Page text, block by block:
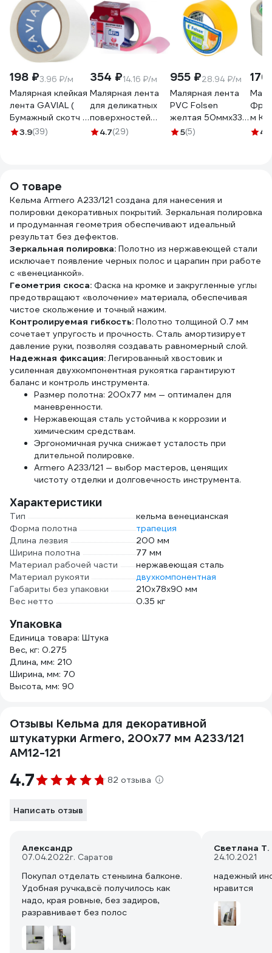
198 ₽3.96 ₽/м
Малярная клейкая
лента GAVIAL (
Бумажный скотч /
КРЕПП )
3.9(39)
354 ₽14.16 ₽/м
Малярная лента
для деликатных
поверхностей
IRFIX EXTRA 50
4.7(29)
955 ₽28.94 ₽/м
Малярная лента
PVC Folsen
желтая 50ммx33м
0243350
5(5)
176
м
4.9
О товаре
Кельма Armero A233/121 создана для нанесения и
полировки декоративных покрытий. Зеркальная полировка
и продуманная геометрия обеспечивают идеальный
результат без дефектов.
Зеркальная полировка: Полотно из нержавеющей стали
исключает появление черных полос и царапин при работе
с «венецианкой».
Геометрия скоса: Фаска на кромке и закругленные углы
предотвращают «волочение» материала, обеспечивая
чистое скольжение и точный нажим.
Контролируемая гибкость: Полотно толщиной 0.7 мм
сочетает упругость и прочность. Сталь амортизирует
давление руки, позволяя создавать равномерный слой.
Надежная фиксация:Легированный хвостовик и
усиленная двухкомпонентная рукоятка гарантируют
баланс и контроль инструмента.
Размер полотна: 200х77 мм — оптимален для
маневренности.
Нержавеющая сталь устойчива к коррозии и
химическим средствам.
Эргономичная ручка снижает усталость при
длительной полировке.
Armero A233/121 — выбор мастеров, ценящих
чистоту отделки и долговечность инструмента.
Характеристики
Тип
кельма венецианская
Форма полотна
трапеция
Длина лезвия
200 мм
Ширина полотна
77 мм
Материал рабочей части
нержавеющая сталь
Материал рукояти
двухкомпонентная
Габариты без упаковки
210х78х90 мм
Вес нетто
0.35 кг
Упаковка
Единица товара: Штука
Вес, кг: 0.275
Длина, мм: 210
Ширина, мм: 70
Высота, мм: 90
Отзывы Кельма для декоративной
штукатурки Armero, 200х77 мм A233/121
AM12-121
4.7 82 отзыва
Написать отзыв
Александр
07.04.2022г. Саратов
Покупал отделать стеныина балконе.
Удобная ручка,всё получилось как
надо, края ровные, без задиров,
разравнивает без полос
Светлана Т.
24.10.2021
надежный
нравится